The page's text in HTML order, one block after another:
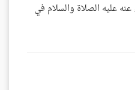
عليه الصلاة والسلام في